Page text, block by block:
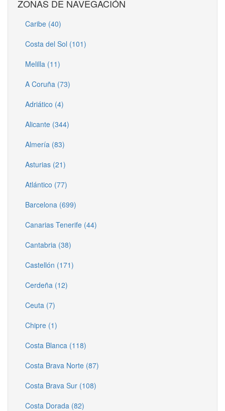
ZONAS DE NAVEGACIÓN
Caribe (40)
Costa del Sol (101)
Melilla (11)
A Coruña (73)
Adriático (4)
Alicante (344)
Almería (83)
Asturias (21)
Atlántico (77)
Barcelona (699)
Canarias Tenerife (44)
Cantabria (38)
Castellón (171)
Cerdeña (12)
Ceuta (7)
Chipre (1)
Costa Blanca (118)
Costa Brava Norte (87)
Costa Brava Sur (108)
Costa Dorada (82)